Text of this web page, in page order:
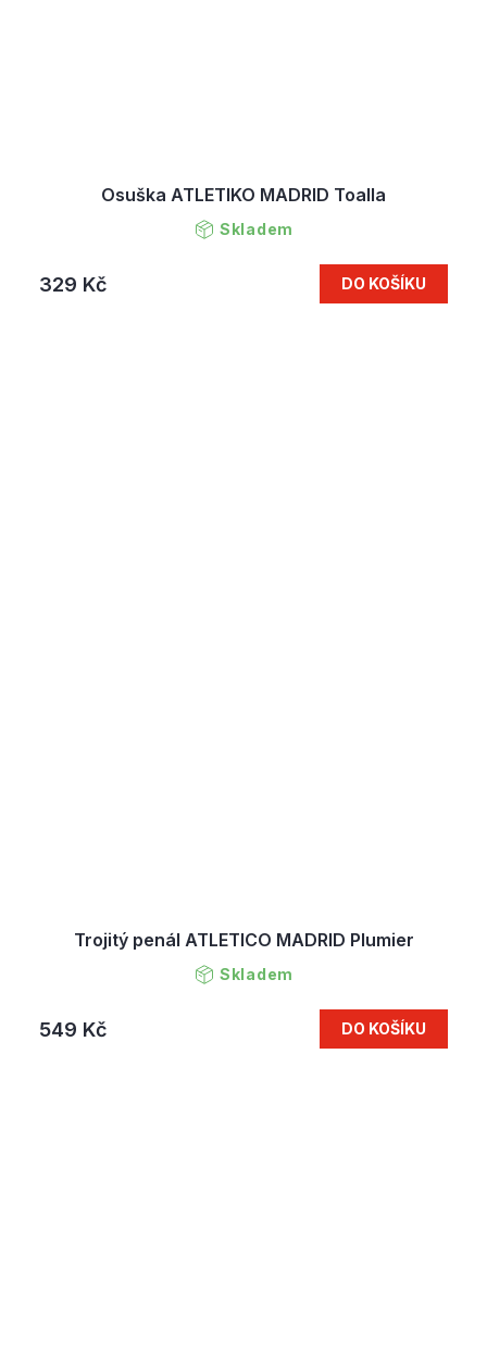
Osuška ATLETIKO MADRID Toalla
Skladem
329 Kč DO KOŠÍKU
Trojitý penál ATLETICO MADRID Plumier
Skladem
549 Kč DO KOŠÍKU